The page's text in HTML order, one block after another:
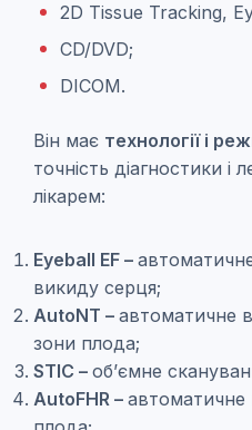
2D Tissue Tracking,
CD/DVD;
DICOM.
Він має технології і
точність діагностики і
лікарем:
Eyeball EF –
викиду серця;
AutoNT – автоматичне
зони плода;
STIC – об’ємне
AutoFHR –